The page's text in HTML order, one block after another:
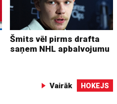
Šmits vēl pirms drafta
saņem NHL apbalvojumu
Vairāk HOKEJS